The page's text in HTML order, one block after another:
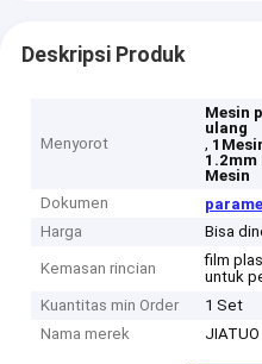
Deskripsi Produk
Menyorot
Mesin
ulang
,
1.2mm
Mesin
Dokumen
Harga
Bisa
Kemasan rincian
film
untuk
Kuantitas min Order
1 Set
Nama merek
JIATUO